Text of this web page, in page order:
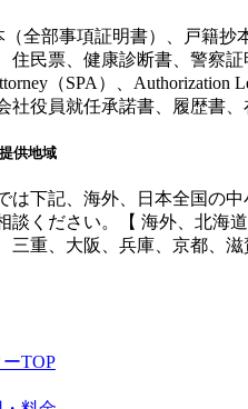
全部事項証明書）、戸籍
住民票、健康診断書、警察
（SPA）、
社役員就任承諾書、履歴書
供地域
下記、海外、日本全国の
談ください。【 海外、北海
三重、大阪、兵庫、京都、
TOP